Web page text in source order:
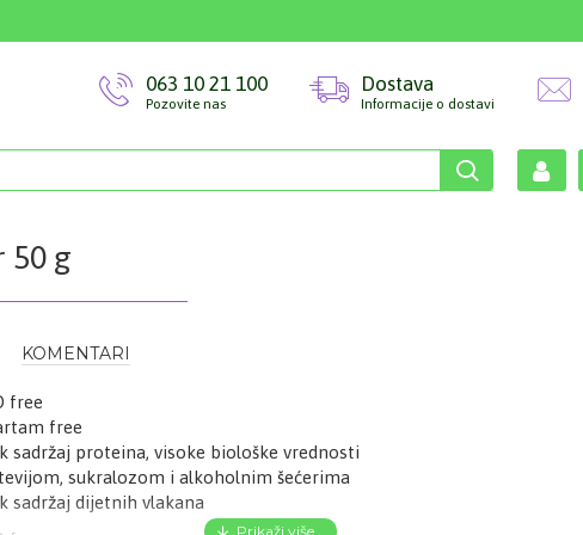
063 10 21 100
Pozovite nas
Dostava
Informacije o dostavi
50 g
KOMENTARI
free
free
sadržaj proteina, visoke biološke vrednosti
sukralozom i alkoholnim šećerima
sadržaj dijetnih vlakana